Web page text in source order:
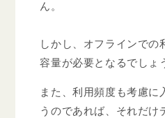
ん。
しかし、オフラインでの
容量が必要となるでしょ
また、利用頻度も考慮に
うのであれば、それだけ